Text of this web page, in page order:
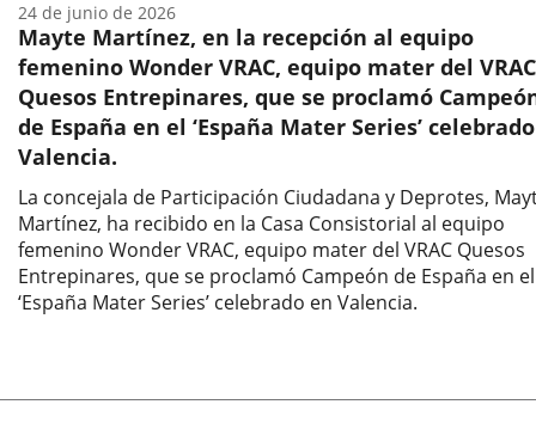
la
noticia
Mayte Martínez, en la recepción al equipo
femenino Wonder VRAC, equipo mater del VRAC
Quesos Entrepinares, que se proclamó
de España en el ‘España Mater Series’
Valencia.
La concejala de Participación Ciudadana y Deprotes,
Martínez, ha recibido en la Casa Consistorial al equipo
femenino Wonder VRAC, equipo mater del VRAC Quesos
Entrepinares, que se proclamó Campeón de España en el
‘España Mater Series’ celebrado en Valencia.
noticia
24 de junio de 2026